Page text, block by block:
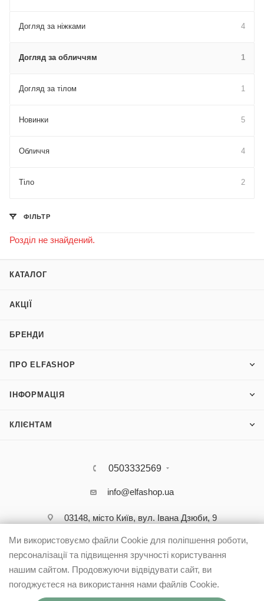
Догляд за ніжками 4
Догляд за обличчям 1
Догляд за тілом 1
Новинки 5
Обличчя 4
Тіло 2
ФІЛЬТР
Розділ не знайдений.
КАТАЛОГ
АКЦІЇ
БРЕНДИ
ПРО ELFASHOP
ІНФОРМАЦІЯ
КЛІЄНТАМ
0503332569
info@elfashop.ua
03148, місто Київ, вул. Івана Дзюби, 9
Ми використовуємо файли Cookie для поліпшення роботи,
персоналізації та підвищення зручності користування
нашим сайтом. Продовжуючи відвідувати сайт, ви
погоджуєтеся на використання нами файлів Cookie.